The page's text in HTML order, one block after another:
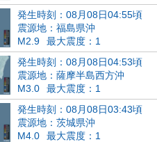
発生時刻：08月08日04:55頃
震源地：福島県沖
M2.9
最大震度：1
発生時刻：08月08日04:53頃
震源地：薩摩半島西方沖
M3.0
最大震度：1
発生時刻：08月08日03:43頃
震源地：茨城県沖
M4.0
最大震度：1